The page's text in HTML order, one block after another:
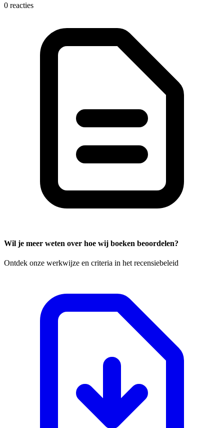
0 reacties
Wil je meer weten over hoe wij boeken beoordelen?
Ontdek onze werkwijze en criteria in het recensiebeleid